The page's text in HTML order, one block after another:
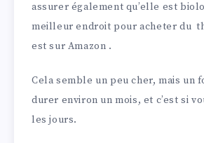
assurer également qu’elle est
meilleur endroit pour acheter du
est sur Amazon .
Cela semble un peu cher, mais un
durer environ un mois, et c’est si
les jours.